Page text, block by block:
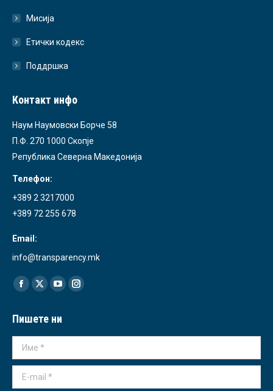
Мисија
Етички кодекс
Поддршка
Контакт инфо
Наум Наумовски Борче 58
П.Ф. 270 1000 Скопје
Република Северна Македонија
Телефон:
+389 2 3217000
+389 72 255 678
Email:
info@transparency.mk
Find us on:
Facebook
opens
in
new
X
opens
in
YouTube
opens
in
Instagram
in
Пишете ни
Име *
E-mail *